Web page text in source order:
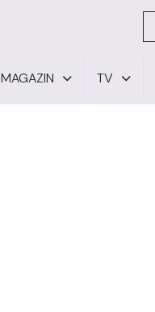
MAGAZIN TV